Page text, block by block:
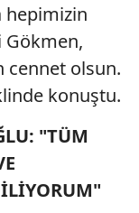
bilgi
daha işlevsel
yönelik
amaçlarıyla
alan panel
detaylı bilgi
hepimizin
Gökmen,
cennet olsun.
konuştu.
"TÜM